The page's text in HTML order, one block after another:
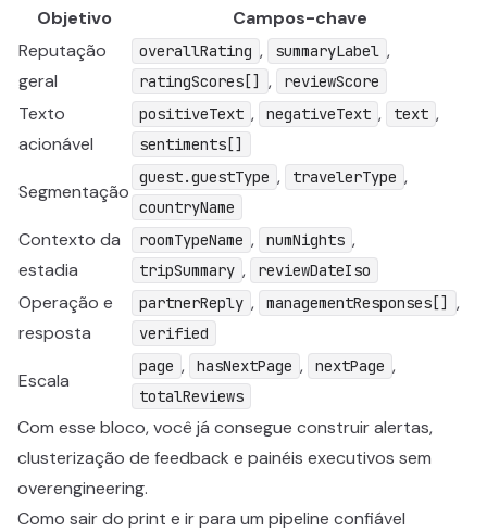
Objetivo
Campos-chave
Reputação
geral
overallRating , summaryLabel ,
ratingScores[] , reviewScore
Texto
acionável
positiveText , negativeText , text ,
sentiments[]
Segmentação
guest.guestType , travelerType ,
countryName
Contexto da
estadia
roomTypeName , numNights ,
tripSummary , reviewDateIso
Operação e
resposta
partnerReply , managementResponses[] ,
verified
Escala
page , hasNextPage , nextPage ,
totalReviews
Com esse bloco, você já consegue construir alertas,
clusterização de feedback e painéis executivos sem
overengineering.
Como sair do print e ir para um pipeline confiável